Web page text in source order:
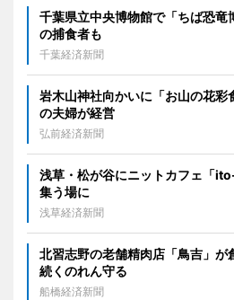
千葉県立中央博物館で「ちば恐
の捕食者も
千葉経済新聞
岩木山神社向かいに「お山の花
の夫婦が経営
弘前経済新聞
浅草・松が谷にニットカフェ「
集う場に
浅草経済新聞
北習志野の老舗精肉店「鳥吉」
続くのれん守る
船橋経済新聞